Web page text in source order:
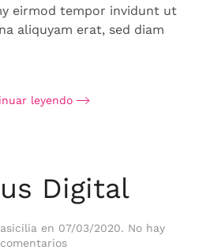
eirmod tempor invidunt ut
aliquyam erat, sed diam
leyendo
Digital
en 07/03/2020. No hay
comentariosen